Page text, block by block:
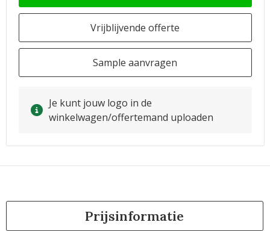
Vrijblijvende offerte
Sample aanvragen
Je kunt jouw logo in de
winkelwagen/offertemand uploaden
Prijsinformatie